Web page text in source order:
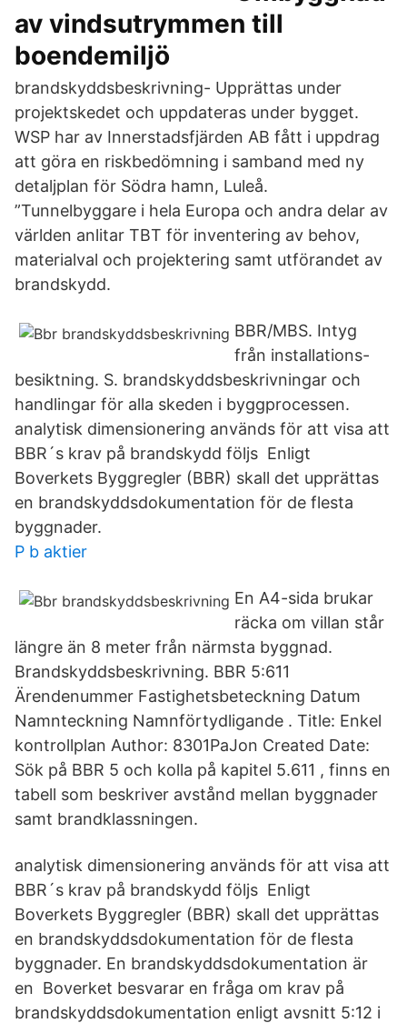
av vindsutrymmen till
boendemiljö
brandskyddsbeskrivning- Upprättas under
projektskedet och uppdateras under bygget.
WSP har av Innerstadsfjärden AB fått i uppdrag
att göra en riskbedömning i samband med ny
detaljplan för Södra hamn, Luleå.
”Tunnelbyggare i hela Europa och andra delar av
världen anlitar TBT för inventering av behov,
materialval och projektering samt utförandet av
brandskydd.
BBR/MBS. Intyg
från installations-
besiktning. S. brandskyddsbeskrivningar och
handlingar för alla skeden i byggprocessen.
analytisk dimensionering används för att visa att
BBR´s krav på brandskydd följs Enligt
Boverkets Byggregler (BBR) skall det upprättas
en brandskyddsdokumentation för de flesta
byggnader.
P b aktier
En A4-sida brukar
räcka om villan står
längre än 8 meter från närmsta byggnad.
Brandskyddsbeskrivning. BBR 5:611
Ärendenummer Fastighetsbeteckning Datum
Namnteckning Namnförtydligande . Title: Enkel
kontrollplan Author: 8301PaJon Created Date:
Sök på BBR 5 och kolla på kapitel 5.611 , finns en
tabell som beskriver avstånd mellan byggnader
samt brandklassningen.
analytisk dimensionering används för att visa att
BBR´s krav på brandskydd följs Enligt
Boverkets Byggregler (BBR) skall det upprättas
en brandskyddsdokumentation för de flesta
byggnader. En brandskyddsdokumentation är
en Boverket besvarar en fråga om krav på
brandskyddsdokumentation enligt avsnitt 5:12 i